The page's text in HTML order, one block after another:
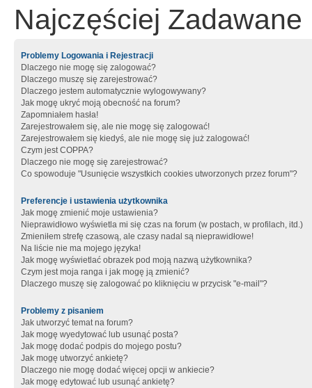
Najczęściej Zadawane
Problemy Logowania i Rejestracji
Dlaczego nie mogę się zalogować?
Dlaczego muszę się zarejestrować?
Dlaczego jestem automatycznie wylogowywany?
Jak mogę ukryć moją obecność na forum?
Zapomniałem hasła!
Zarejestrowałem się, ale nie mogę się zalogować!
Zarejestrowałem się kiedyś, ale nie mogę się już zalogować!
Czym jest COPPA?
Dlaczego nie mogę się zarejestrować?
Co spowoduje "Usunięcie wszystkich cookies utworzonych przez forum"?
Preferencje i ustawienia użytkownika
Jak mogę zmienić moje ustawienia?
Nieprawidłowo wyświetla mi się czas na forum (w postach, w profilach, itd.)
Zmieniłem strefę czasową, ale czasy nadal są nieprawidłowe!
Na liście nie ma mojego języka!
Jak mogę wyświetlać obrazek pod moją nazwą użytkownika?
Czym jest moja ranga i jak mogę ją zmienić?
Dlaczego muszę się zalogować po kliknięciu w przycisk "e-mail"?
Problemy z pisaniem
Jak utworzyć temat na forum?
Jak mogę wyedytować lub usunąć posta?
Jak mogę dodać podpis do mojego postu?
Jak mogę utworzyć ankietę?
Dlaczego nie mogę dodać więcej opcji w ankiecie?
Jak mogę edytować lub usunąć ankietę?